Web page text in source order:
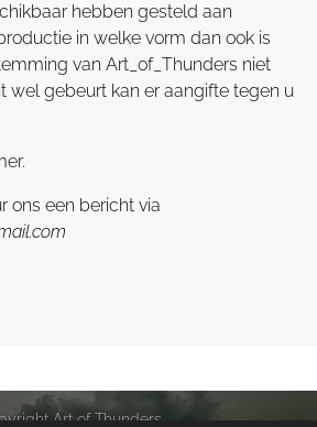
hebben gesteld aan
in welke vorm dan ook is
van Art_of_Thunders niet
wel gebeurt kan er aangifte tegen u
ons een bericht via
Art of Thunders